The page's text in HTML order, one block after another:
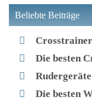
Beliebte Beiträge
Die besten
Die besten